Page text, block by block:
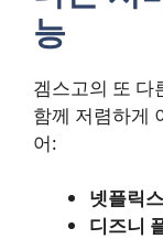
능
겜스고의 또 다
함께 저렴하게
어:
넷플릭
디즈니